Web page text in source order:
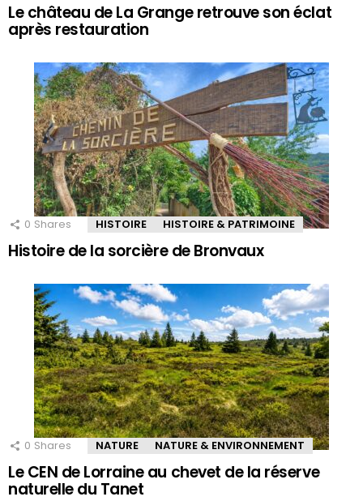
Le château de La Grange retrouve son éclat
après restauration
0 Shares HISTOIRE HISTOIRE & PATRIMOINE
Histoire de la sorcière de Bronvaux
0 Shares NATURE NATURE & ENVIRONNEMENT
Le CEN de Lorraine au chevet de la réserve
naturelle du Tanet